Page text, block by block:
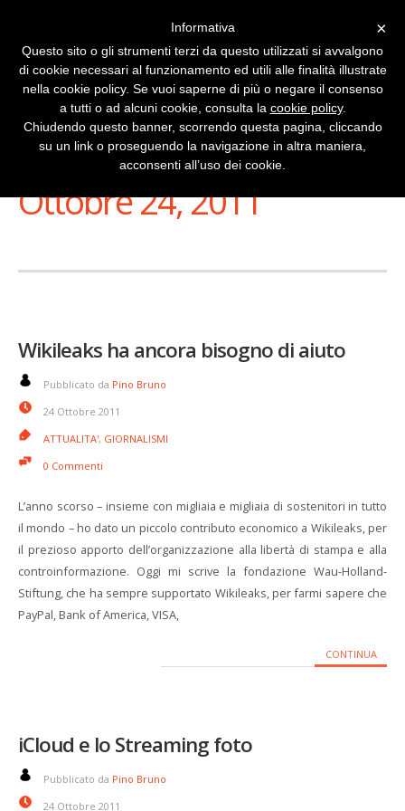
Stai Visualizzando
Ottobre 24, 2011
Wikileaks ha ancora bisogno di aiuto
Pubblicato da Pino Bruno
24 Ottobre 2011
ATTUALITA', GIORNALISMI
0 Commenti
L’anno scorso – insieme con migliaia e migliaia di sostenitori in tutto
il mondo – ho dato un piccolo contributo economico a Wikileaks, per
il prezioso apporto dell’organizzazione alla libertà di stampa e alla
controinformazione. Oggi mi scrive la fondazione Wau-Holland-
Stiftung, che ha sempre supportato Wikileaks, per farmi sapere che
PayPal, Bank of America, VISA,
CONTINUA
iCloud e lo Streaming foto
Pubblicato da Pino Bruno
24 Ottobre 2011
×
Informativa
Questo sito o gli strumenti terzi da questo utilizzati si avvalgono
di cookie necessari al funzionamento ed utili alle finalità illustrate
nella cookie policy. Se vuoi saperne di più o negare il consenso
a tutti o ad alcuni cookie, consulta la cookie policy.
Chiudendo questo banner, scorrendo questa pagina, cliccando
su un link o proseguendo la navigazione in altra maniera,
acconsenti all’uso dei cookie.